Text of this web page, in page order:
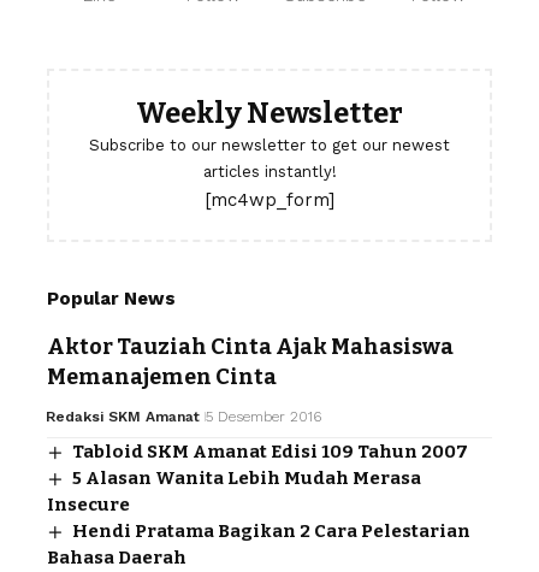
Weekly Newsletter
Subscribe to our newsletter to get our newest
articles instantly!
[mc4wp_form]
Popular News
Aktor Tauziah Cinta Ajak Mahasiswa
Memanajemen Cinta
Redaksi SKM Amanat 5 Desember 2016
Tabloid SKM Amanat Edisi 109 Tahun 2007
5 Alasan Wanita Lebih Mudah Merasa
Insecure
Hendi Pratama Bagikan 2 Cara Pelestarian
Bahasa Daerah